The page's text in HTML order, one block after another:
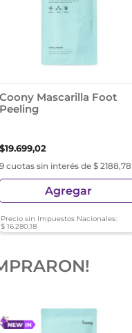
Coony Mascarilla Foot
Peeling
$19.699,02
9 cuotas sin interés de $ 2188,78
Agregar
Precio sin Impuestos Nacionales:
$ 16.280,18